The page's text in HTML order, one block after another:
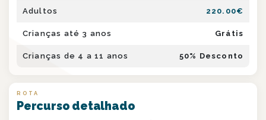
Adultos 220.00€
Crianças até 3 anos Grátis
Crianças de 4 a 11 anos 50% Desconto
ROTA
Percurso detalhado